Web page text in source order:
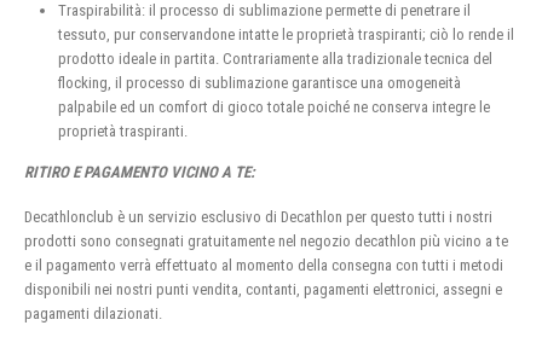
Traspirabilità: il processo di sublimazione permette di penetrare il
tessuto, pur conservandone intatte le proprietà traspiranti; ciò lo rende il
prodotto ideale in partita. Contrariamente alla tradizionale tecnica del
flocking, il processo di sublimazione garantisce una omogeneità
palpabile ed un comfort di gioco totale poiché ne conserva integre le
proprietà traspiranti.
RITIRO E PAGAMENTO VICINO A TE:
Decathlonclub è un servizio esclusivo di Decathlon per questo tutti i nostri
prodotti sono consegnati gratuitamente nel negozio decathlon più vicino a te
e il pagamento verrà effettuato al momento della consegna con tutti i metodi
disponibili nei nostri punti vendita, contanti, pagamenti elettronici, assegni e
pagamenti dilazionati.